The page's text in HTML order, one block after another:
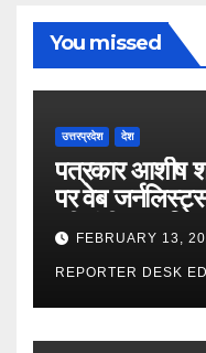
You missed
उत्तरप्रदेश देश
पत्रकार आशीष
पर वेब
की गंभीर आपत्ति
FEBRUARY 13,
REPORTER DESK